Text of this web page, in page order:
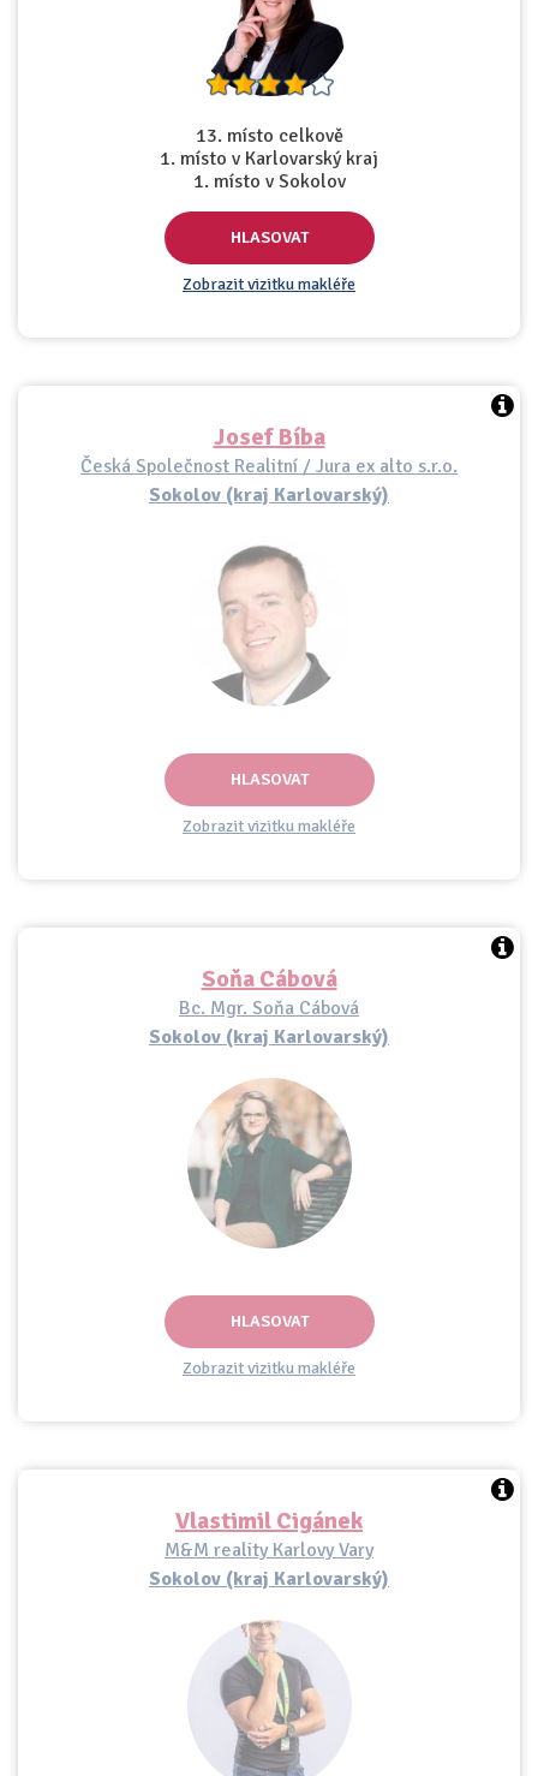
13. místo celkově
1. místo v Karlovarský kraj
1. místo v Sokolov
HLASOVAT
Zobrazit vizitku makléře
Josef Bíba
Česká Společnost Realitní / Jura ex alto s.r.o.
Sokolov (kraj Karlovarský)
HLASOVAT
Zobrazit vizitku makléře
Soňa Cábová
Bc. Mgr. Soňa Cábová
Sokolov (kraj Karlovarský)
HLASOVAT
Zobrazit vizitku makléře
Vlastimil Cigánek
M&M reality Karlovy Vary
Sokolov (kraj Karlovarský)